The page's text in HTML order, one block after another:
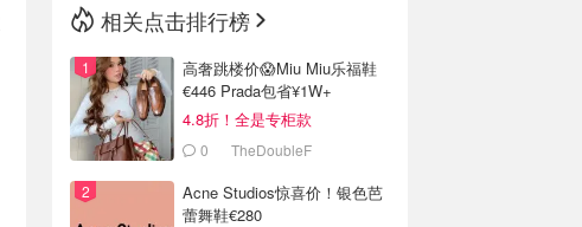
相关点击排行榜
高奢跳楼价😱Miu Miu乐福鞋
€446 Prada包省¥1W+
4.8折！全是专柜款
0 TheDoubleF
Acne Studios惊喜价！银色芭
蕾舞鞋€280